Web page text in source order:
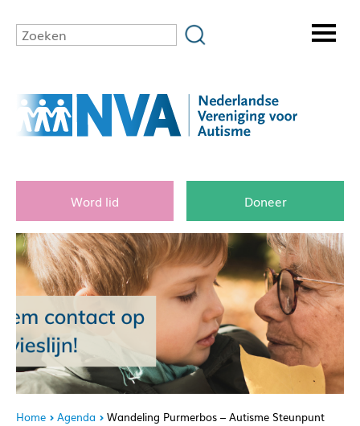
Word lid Doneer
Home Agenda
Wandeling Purmerbos – Autisme Steunpunt